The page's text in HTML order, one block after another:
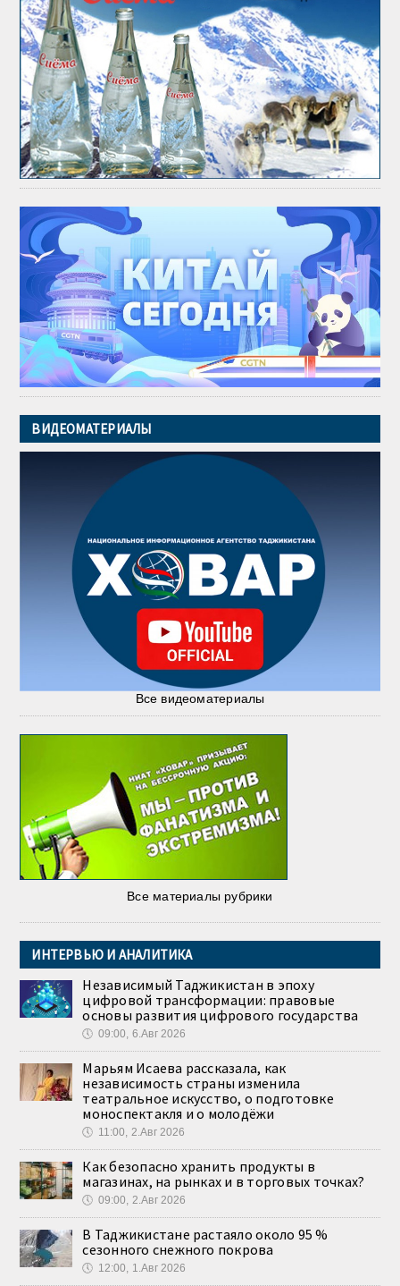
ВИДЕОМАТЕРИАЛЫ
Все видеоматериалы
Все материалы рубрики
ИНТЕРВЬЮ И АНАЛИТИКА
Независимый Таджикистан в эпоху
цифровой трансформации: правовые
основы развития цифрового государства
🕔 09:00, 6.Авг 2026
Марьям Исаева рассказала, как
независимость страны изменила
театральное искусство, о подготовке
моноспектакля и о молодёжи
🕔 11:00, 2.Авг 2026
Как безопасно хранить продукты в
магазинах, на рынках и в торговых точках?
🕔 09:00, 2.Авг 2026
В Таджикистане растаяло около 95 %
сезонного снежного покрова
🕔 12:00, 1.Авг 2026